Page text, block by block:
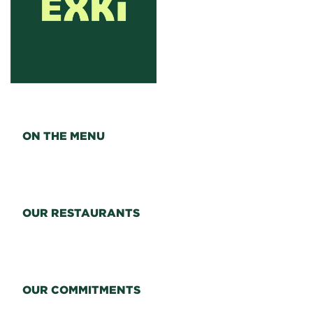
ON THE MENU
OUR RESTAURANTS
OUR COMMITMENTS